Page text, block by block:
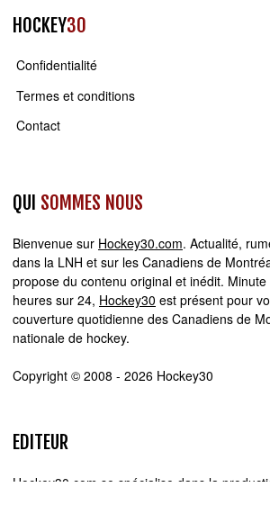
HOCKEY30
Confidentialité
Termes et conditions
Contact
QUI SOMMES NOUS
Bienvenue sur Hockey30.com. Actualité,
dans la LNH et sur les Canadiens de
propose du contenu original et inédit.
heures sur 24, Hockey30 est présent pour
couverture quotidienne des Canadiens de
nationale de hockey.
Copyright © 2008 - 2026 Hockey30
EDITEUR
Hockey30.com se spécialise dans la